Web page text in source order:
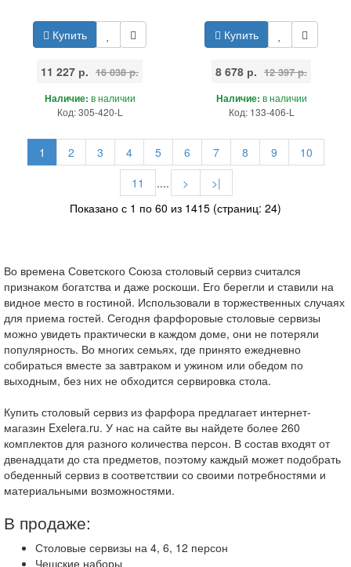
Купить
11 227 р. 16 038 р.
Наличие: в наличии
Код: 305-420-L
Купить
8 678 р. 12 397 р.
Наличие: в наличии
Код: 133-406-L
1 2 3 4 5 6 7 8 9
10
11
.... >
>|
Показано с 1 по 60 из 1415 (страниц: 24)
Во времена Советского Союза столовый сервиз считался
признаком богатства и даже роскоши. Его берегли и ставили на
видное место в гостиной. Использовали в торжественных случаях
для приема гостей. Сегодня фарфоровые столовые сервизы
можно увидеть практически в каждом доме, они не потеряли
популярность. Во многих семьях, где принято ежедневно
собираться вместе за завтраком и ужином или обедом по
выходным, без них не обходится сервировка стола.
Купить столовый сервиз из фарфора предлагает интернет-
магазин Exelera.ru. У нас на сайте вы найдете более 260
комплектов для разного количества персон. В состав входят от
двенадцати до ста предметов, поэтому каждый может подобрать
обеденный сервиз в соответствии со своими потребностями и
материальными возможностями.
В продаже:
Столовые сервизы на 4, 6, 12 персон
Чешские наборы